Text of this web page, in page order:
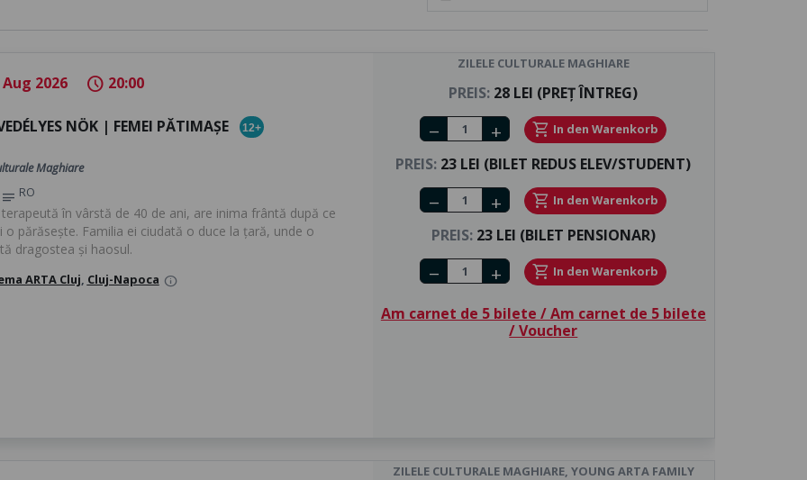
Aug 2026 schedule 20:00
NÖK | FEMEI PĂTIMAȘE 12+
Maghiare
notes RO
în vârstă de 40 de ani, are inima frântă după ce
o părăsește. Familia ei ciudată o duce la țară, unde o
dragostea și haosul.
ARTA Cluj, Cluj-Napoca info
ZILELE CULTURALE MAGHIARE
PREIS: 28 LEI (PREȚ ÎNTREG)
Number of tickets
remove add shopping_cart In den Warenkorb
PREIS: 23 LEI (BILET REDUS ELEV/STUDENT)
Number of tickets
remove add shopping_cart In den Warenkorb
PREIS:23 LEI (BILET PENSIONAR)
Number of tickets
remove add shopping_cart In den Warenkorb
Am carnet de 5 bilete / Am carnet de 5 bilete
/ Voucher
ZILELE CULTURALE MAGHIARE, YOUNG ARTA FAMILY